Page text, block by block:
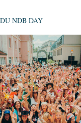
NDB DAY